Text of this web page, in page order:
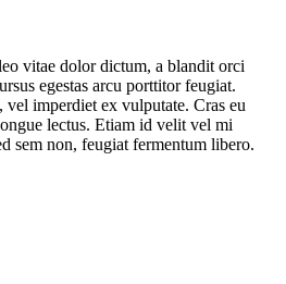
vitae dolor dictum, a blandit orci
egestas arcu porttitor feugiat.
imperdiet ex vulputate. Cras eu
lectus. Etiam id velit vel mi
sem non, feugiat fermentum libero.